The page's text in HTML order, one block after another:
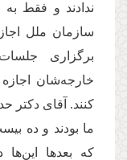
ندادند و فقط به
سازمان ملل
برگزاری
خارجه‌شان
کنند. آقای دکتر
ما بودند و ده
که بعدها این‌ها